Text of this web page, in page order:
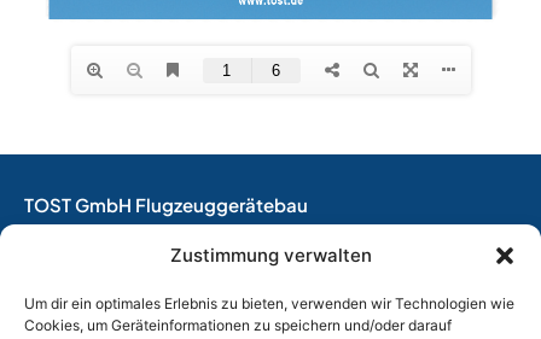
Zustimmung verwalten
Um dir ein optimales Erlebnis zu bieten, verwenden wir Technologien wie
Cookies, um Geräteinformationen zu speichern und/oder darauf
TOST GmbH Flugzeuggerätebau
EASA Instandhaltungsbetrieb